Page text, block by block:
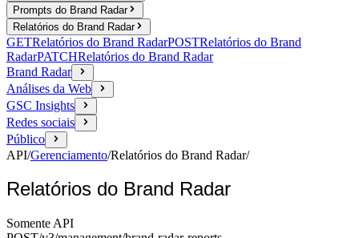
Prompts do Brand Radar
Relatórios do Brand Radar
GETRelatórios do Brand RadarPOSTRelatórios do Brand
RadarPATCHRelatórios do Brand Radar
Brand Radar
Análises da Web
GSC Insights
Redes sociais
Público
API/Gerenciamento/Relatórios do Brand Radar/
Relatórios do Brand Radar
Somente API